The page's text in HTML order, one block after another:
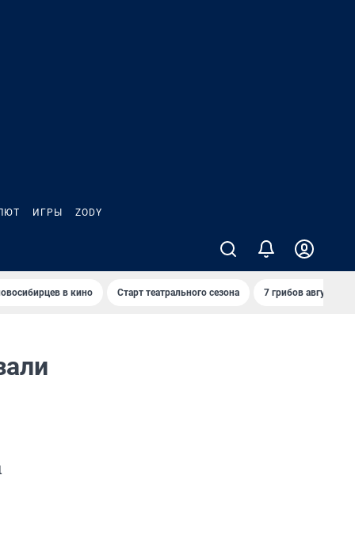
ИГРЫ ZODY
в кино Старт театрального сезона 7 грибов августа